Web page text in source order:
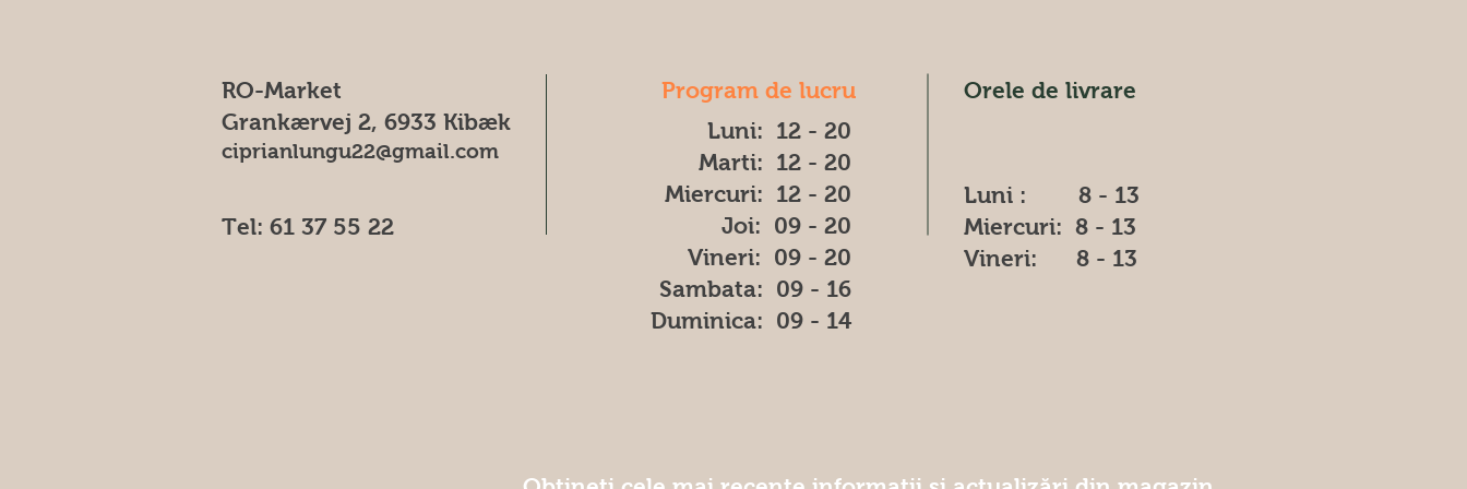
RO-Market
Grankærvej 2, 6933 Kibæk
ciprianlungu22@gmail.com
Orele de livrare
Program de lucru
Tel: 61 37 55 22
Luni: 12 - 20
Marti: 12 - 20
Miercuri: 12 - 20
Joi: 09 - 20
Vineri: 09 - 20
​​Sambata: 09 - 16
​Duminica: 09 - 14
Luni : 8 - 13
Miercuri: 8 - 13
Vineri: 8 - 13